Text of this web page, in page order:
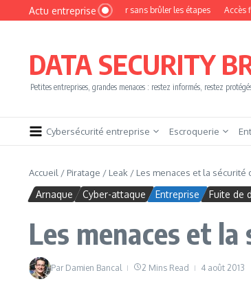
Aller au contenu
Actu entreprise
devenir pentester sans brûler les étapes Accès firewall
DATA SECURITY
Petites entreprises, grandes menaces : restez informés, restez
Cybersécurité entreprise Escroquerie
Accueil / Piratage / Leak / Les menaces et la sécurité
Arnaque Cyber-attaque Entreprise Fuite de
Les menaces et
Par Damien Bancal 2 Mins Read 4 août 2013